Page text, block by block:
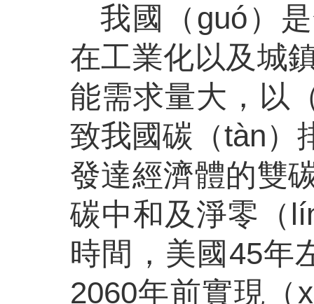
我國（guó）
在工業化以及城
能需求量大，以
致我國碳（tàn）
發達經濟體的雙
碳中和及淨零（
時間，美國45年
2060年前實現（